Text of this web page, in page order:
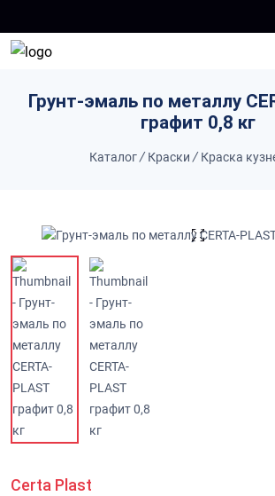
Грунт-эмаль по металлу
графит 0,8 кг
Каталог/ Краски / Краска
Certa Plast